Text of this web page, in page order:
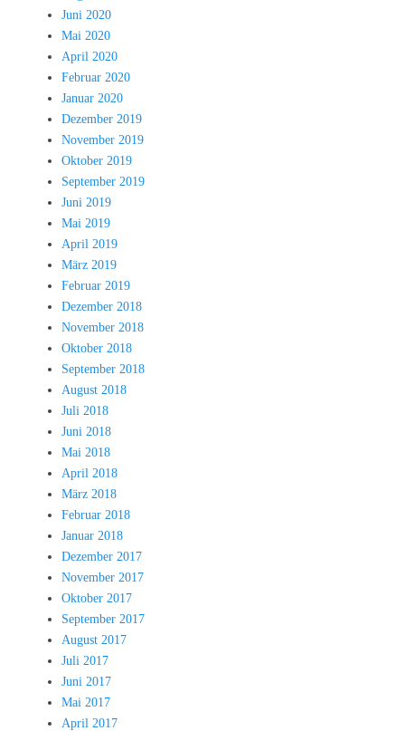
Juni 2020
Mai 2020
April 2020
Februar 2020
Januar 2020
Dezember 2019
November 2019
Oktober 2019
September 2019
Juni 2019
Mai 2019
April 2019
März 2019
Februar 2019
Dezember 2018
November 2018
Oktober 2018
September 2018
August 2018
Juli 2018
Juni 2018
Mai 2018
April 2018
März 2018
Februar 2018
Januar 2018
Dezember 2017
November 2017
Oktober 2017
September 2017
August 2017
Juli 2017
Juni 2017
Mai 2017
April 2017